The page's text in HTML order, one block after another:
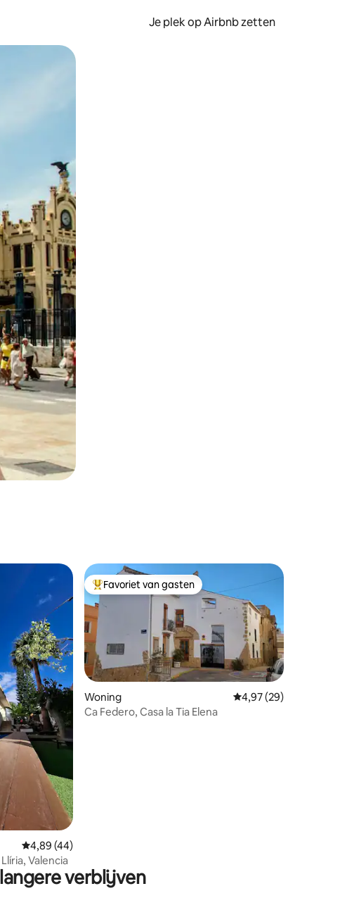
Je plek op Airbnb zetten
of swipen.
recensies
Gemiddelde beoordeling van 4,89 op 5, 44 recensies
4,89 (44)
Valencia
Topfavoriet van gasten
Favoriet van gasten
Woning Gemiddelde
4,97 (29)
Ca Federo, Casa la Tia Elena
verblijven